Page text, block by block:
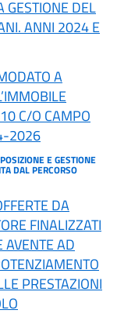
GESTIONE DEL
ANNI 2024 E
A
C/O CAMPO
2026
E GESTIONE
DAL PERCORSO
DA
FINALIZZATI
AD
PRESTAZIONI